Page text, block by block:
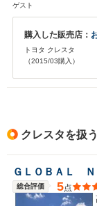
て頂きます。納車に
ゲスト
購入した販売店：
トヨタ クレスタ
（2015/03購入）
クレスタを扱
ＧＬＯＢＡＬ
総合評価 5点